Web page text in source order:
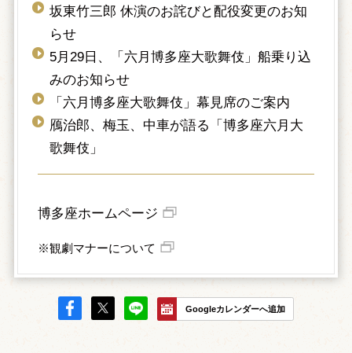
坂東竹三郎 休演のお詫びと配役変更のお知
らせ
5月29日、「六月博多座大歌舞伎」船乗り込
みのお知らせ
「六月博多座大歌舞伎」幕見席のご案内
鴈治郎、梅玉、中車が語る「博多座六月大
歌舞伎」
博多座ホームページ
※観劇マナーについて
Googleカレンダーへ追加